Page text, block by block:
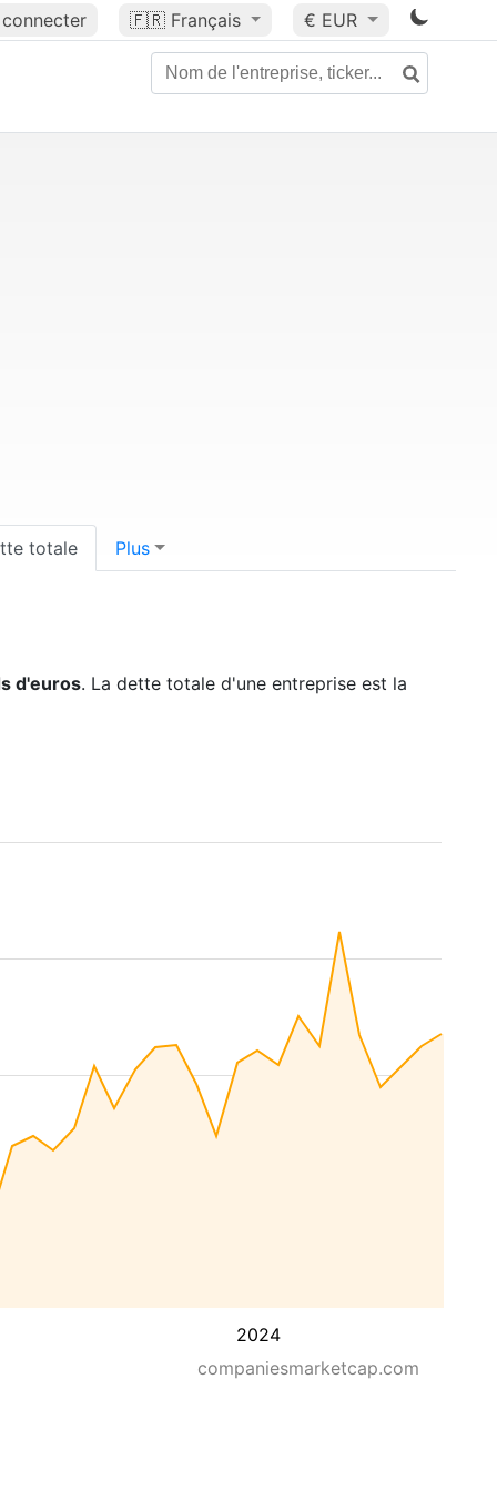
connecter 🇫🇷 Français € EUR
totale Plus
d'euros. La dette totale d'une entreprise est la
2024
companiesmarketcap.com